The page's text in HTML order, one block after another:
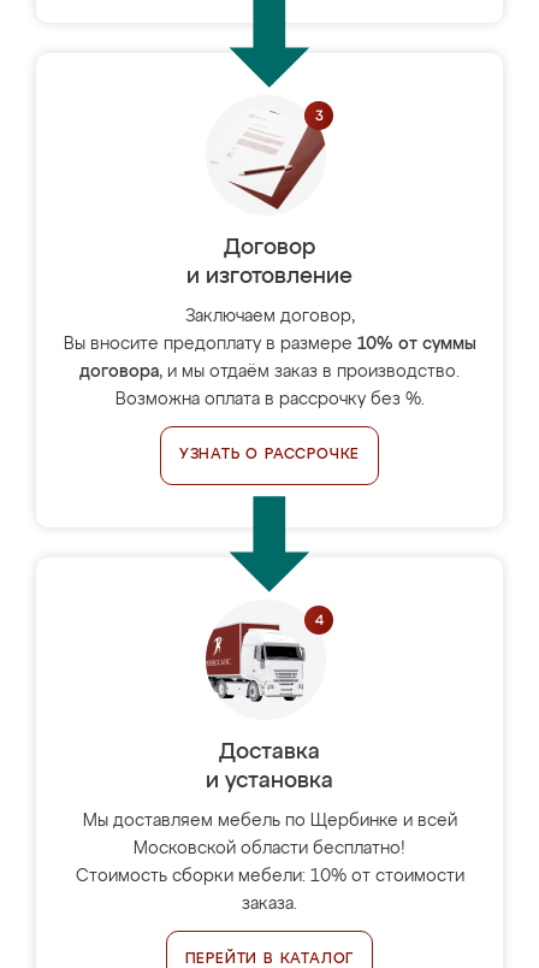
Договор
и изготовление
Заключаем договор,
Вы вносите предоплату в размере 10% от суммы
договора, и мы отдаём заказ в производство.
Возможна оплата в рассрочку без %.
УЗНАТЬ О РАССРОЧКЕ
Доставка
и установка
Мы доставляем мебель по Щербинке и всей
Московской области бесплатно!
Стоимость сборки мебели: 10% от стоимости
заказа.
ПЕРЕЙТИ В КАТАЛОГ